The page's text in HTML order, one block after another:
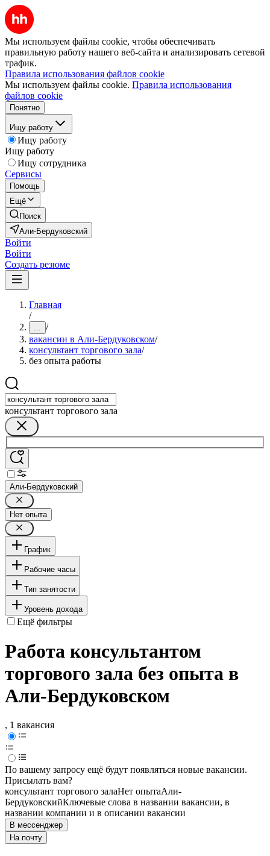
Мы используем файлы cookie, чтобы обеспечивать
правильную работу нашего веб-сайта и анализировать сетевой
трафик.
Правила использования файлов cookie
Мы используем файлы cookie. Правила использования
файлов cookie
Понятно
Ищу работу
Ищу работу
Ищу работу
Ищу сотрудника
Сервисы
Помощь
Ещё
Поиск
Али-Бердуковский
Войти
Войти
Создать резюме
Главная
/
... /
вакансии в Али-Бердуковском/
консультант торгового зала/
без опыта работы
консультант торгового зала
Али-Бердуковский
Нет опыта
График
Рабочие часы
Тип занятости
Уровень дохода
Ещё фильтры
Работа консультантом
торгового зала без опыта в
Али-Бердуковском
, 1 вакансия
По вашему запросу ещё будут появляться новые вакансии.
Присылать вам?
консультант торгового залаНет опытаАли-
БердуковскийКлючевые слова в названии вакансии, в
названии компании и в описании вакансии
В мессенджер
На почту